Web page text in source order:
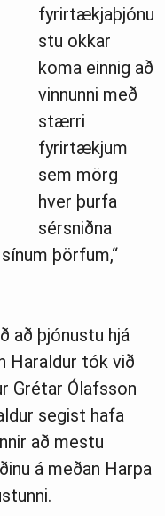
fyrirtækjaþjónu
stu okkar
koma einnig að
vinnunni með
stærri
fyrirtækjum
sem mörg
hver þurfa
sérsniðna
þörfum,“
að þjónustu hjá
Haraldur tók við
Grétar Ólafsson
segist hafa
að mestu
á meðan Harpa